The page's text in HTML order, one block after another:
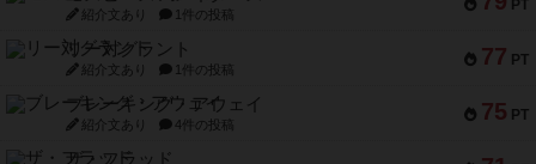
PT
紹介文あり 1件の投稿
77 PT
リー対グラント
紹介文あり 1件の投稿
75 PT
ブレーキング・アウェイ
紹介文あり 4件の投稿
ザ・フラッド